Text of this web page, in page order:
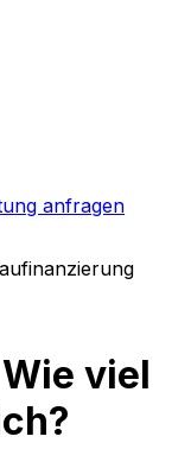
anfragen
viel